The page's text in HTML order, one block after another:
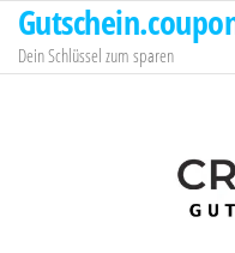
Zum
Inhalt
springen
Dein Schlüssel zum sparen